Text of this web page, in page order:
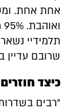
אחת אחת.
תלמידיי
שרובם
כיצד
"רבים